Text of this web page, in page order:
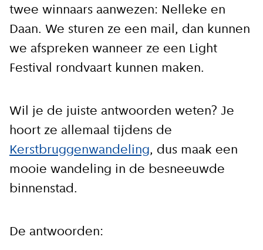
twee winnaars aanwezen: Nelleke en
Daan. We sturen ze een mail, dan kunnen
we afspreken wanneer ze een Light
Festival rondvaart kunnen maken.
Wil je de juiste antwoorden weten? Je
hoort ze allemaal tijdens de
Kerstbruggenwandeling, dus maak een
mooie wandeling in de besneeuwde
binnenstad.
De antwoorden: